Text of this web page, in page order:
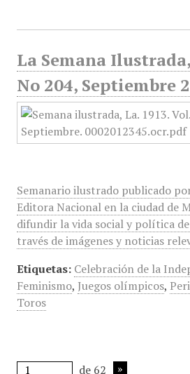
La Semana
No 204, Septiembre
Semanario ilustrado publicado
Editora Nacional en la ciudad de
difundir la vida social y política
través de imágenes y noticias
Etiquetas: Celebración de la
Feminismo, Juegos olímpicos,
Toros
de 62